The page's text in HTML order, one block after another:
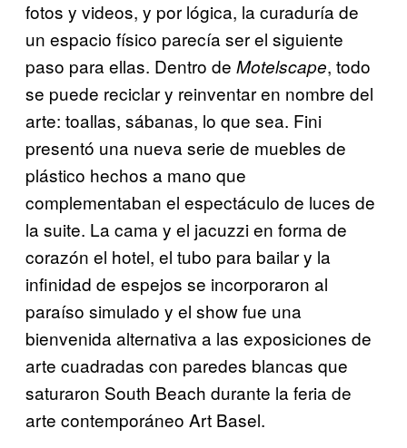
fotos y videos, y por lógica, la curaduría de
un espacio físico parecía ser el siguiente
paso para ellas. Dentro de Motelscape, todo
se puede reciclar y reinventar en nombre del
arte: toallas, sábanas, lo que sea. Fini
presentó una nueva serie de muebles de
plástico hechos a mano que
complementaban el espectáculo de luces de
la suite. La cama y el jacuzzi en forma de
corazón el hotel, el tubo para bailar y la
infinidad de espejos se incorporaron al
paraíso simulado y el show fue una
bienvenida alternativa a las exposiciones de
arte cuadradas con paredes blancas que
saturaron South Beach durante la feria de
arte contemporáneo Art Basel.